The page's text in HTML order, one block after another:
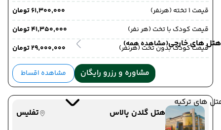
هتل های خارجی(مشاهده همه)
های ترکیه
قیمت 1 تخته (هرنفر)
۶۱٬۳۰۰٬۰۰۰ تومان
قیمت کودک با تخت (هر نفر)
۴۱٬۳۵۰٬۰۰۰ تومان
قیمت کودک بدون تخت (هرنفر)
۲۹٬۰۰۰٬۰۰۰ تومان
مشاوره و رزرو رایگان مشاهده اقساط
هتل گلدن پالاس
تفلیس